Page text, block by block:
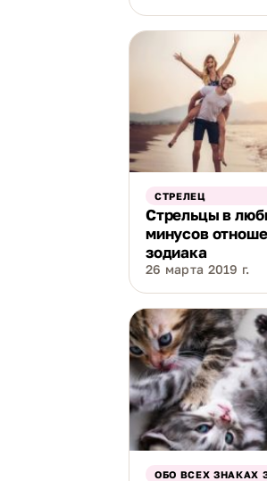
СТРЕЛЕЦ
Стрельцы в
минусов
зодиака
26 марта 2019 г.
ОБО ВСЕХ ЗНАКАХ